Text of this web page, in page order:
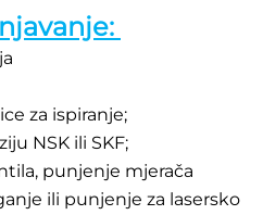
za ispiranje;
NSK ili SKF;
punjenje mjerača
ili punjenje za lasersko